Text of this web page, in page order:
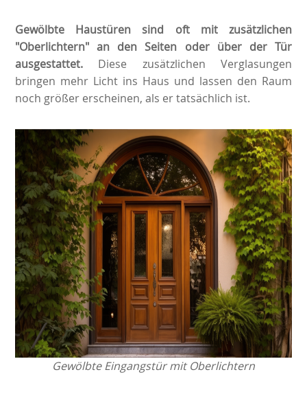
Gewölbte Haustüren sind oft mit zusätzlichen
"Oberlichtern" an den Seiten oder über der Tür
ausgestattet. Diese zusätzlichen Verglasungen
bringen mehr Licht ins Haus und lassen den Raum
noch größer erscheinen, als er tatsächlich ist.
Gewölbte Eingangstür mit Oberlichtern